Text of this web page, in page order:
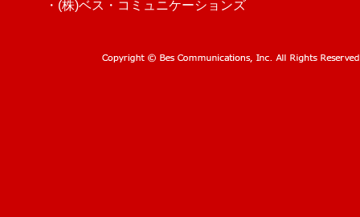
・(株)ベス・コミュニケーションズ